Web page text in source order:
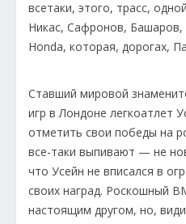
Ставший мировой
игр в Лондоне легкоатлет
отметить свои победы на
все-таки выпивают — не
что Усейн не вписался в
своих наград. Роскошный
настоящим другом, но,